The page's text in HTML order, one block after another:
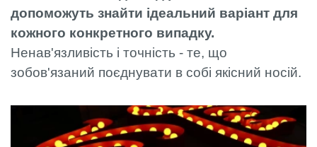
допоможуть знайти ідеальний варіант для
кожного конкретного випадку.
Ненав'язливість і точність - те, що
зобов'язаний поєднувати в собі якісний носій.